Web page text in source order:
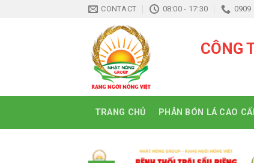
CONTACT 08:00 - 17:30 0909
CÔNG
TRANG CHỦ PHÂN BÓN LÁ CAO